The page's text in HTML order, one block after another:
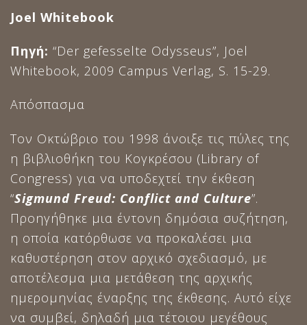
Joel Whitebook
Πηγή: “Der gefesselte Odysseus”, Joel
Whitebook, 2009 Campus Verlag, S. 15-29.
Απόσπασμα
Τον Οκτώβριο του 1998 άνοιξε τις πύλες της
η βιβλιοθήκη του Κογκρέσου (Library of
Congress) για να υποδεχτεί την έκθεση
“Sigmund Freud: Conflict and Culture”.
Προηγήθηκε μια έντονη δημόσια συζήτηση,
η οποία κατόρθωσε να προκαλέσει μια
καθυστέρηση στον αρχικό σχεδιασμό, με
αποτέλεσμα μια μετάθεση της αρχικής
ημερομηνίας έναρξης της έκθεσης. Αυτό είχε
να συμβεί, δηλαδή μια τέτοιου μεγέθους